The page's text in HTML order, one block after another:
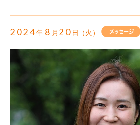
2024年 8 月 20 日（火）